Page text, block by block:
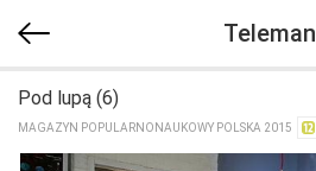
Teleman
Pod lupą (6)
MAGAZYN POPULARNONAUKOWY POLSKA 2015